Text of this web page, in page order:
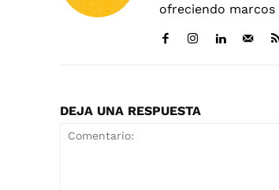
ofreciendo
DEJA UNA RESPUESTA